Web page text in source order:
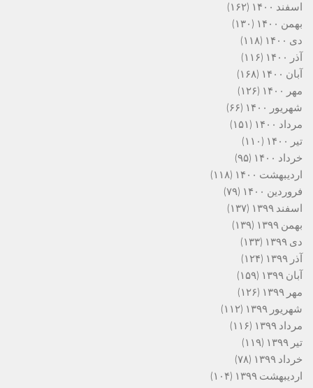
اسفند ۱۴۰۰
(۱۶۲)
بهمن ۱۴۰۰
(۱۳۰)
دی ۱۴۰۰
(۱۱۸)
آذر ۱۴۰۰
(۱۱۶)
آبان ۱۴۰۰
(۱۶۸)
مهر ۱۴۰۰
(۱۲۶)
شهریور ۱۴۰۰
(۶۶)
مرداد ۱۴۰۰
(۱۵۱)
تیر ۱۴۰۰
(۱۱۰)
خرداد ۱۴۰۰
(۹۵)
اردیبهشت ۱۴۰۰
(۱۱۸)
فروردین ۱۴۰۰
(۷۹)
اسفند ۱۳۹۹
(۱۳۷)
بهمن ۱۳۹۹
(۱۳۹)
دی ۱۳۹۹
(۱۳۳)
آذر ۱۳۹۹
(۱۲۴)
آبان ۱۳۹۹
(۱۵۹)
مهر ۱۳۹۹
(۱۲۶)
شهریور ۱۳۹۹
(۱۱۲)
مرداد ۱۳۹۹
(۱۱۶)
تیر ۱۳۹۹
(۱۱۹)
خرداد ۱۳۹۹
(۷۸)
اردیبهشت ۱۳۹۹
(۱۰۴)